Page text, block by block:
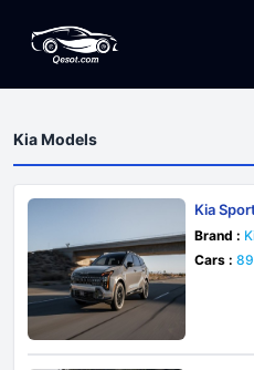
Kia Models
Kia
Brand :
Cars : 89